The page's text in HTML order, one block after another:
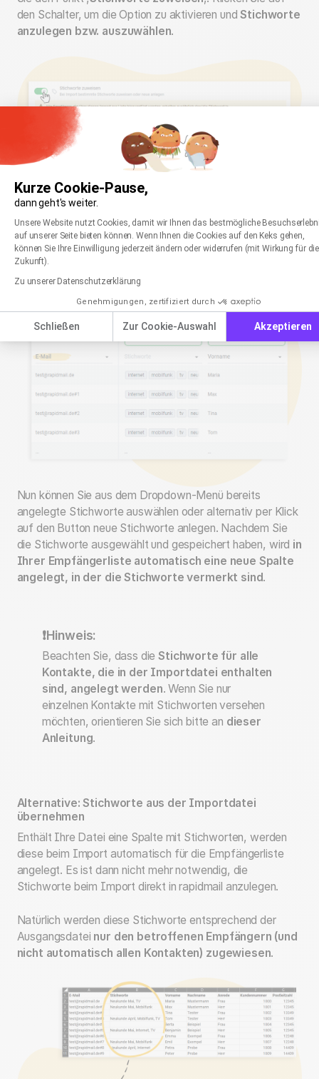
Kurze Cookie-Pause,
dann geht's weiter.
Einwilligungsmanagementplattform: Passen
Unsere Website nutzt Cookies, damit wir Ihnen das bestmögliche
auf unserer Seite bieten können. Wenn Ihnen die Cookies auf den Keks gehen,
können Sie Ihre Einwilligung jederzeit ändern oder widerrufen (mit Wirkung für die
Zukunft).
Zu unserer Datenschutzerklärung
Genehmigungen, zertifiziert durch
Schließen Zur Cookie-Auswahl Akzeptieren
Axeptio consent
den Schalter, um die Option zu aktivieren undStichworte
anzulegen bzw. auszuwählen.
Nun können Sie aus dem Dropdown-Menü bereits
angelegte Stichworte auswählen oder alternativ per Klick
auf den Button neue Stichworte anlegen. Nachdem Sie
die Stichworte ausgewählt und gespeichert haben, wird in
Ihrer Empfängerliste automatisch eine neue Spalte
angelegt, in der die Stichworte vermerkt sind.
❗Hinweis:
Beachten Sie, dass dieStichworte für alle
Kontakte, die in der Importdatei enthalten
sind, angelegt werden. Wenn Sie nur
einzelnen Kontakte mit Stichworten versehen
möchten, orientieren Sie sich bitte an dieser
Anleitung.
Alternative: Stichworte aus der Importdatei
übernehmen
Enthält Ihre Datei eine Spalte mit Stichworten, werden
diese beim Import automatisch für die Empfängerliste
angelegt. Es ist dann nicht mehr notwendig, die
Stichworte beim Import direkt in rapidmail anzulegen.
Natürlich werden diese Stichworte entsprechend der
Ausgangsdatei nur den betroffenen Empfängern (und
nicht automatisch allen Kontakten) zugewiesen.